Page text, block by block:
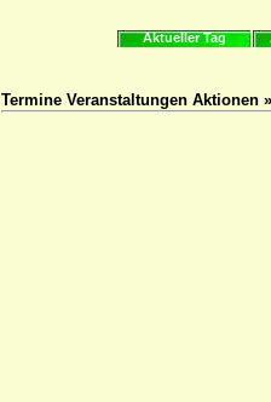
Aktueller Tag
Termine Veranstaltungen Aktionen